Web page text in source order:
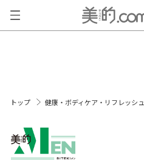
トップ 健康・ボディケア・リフレッシュ